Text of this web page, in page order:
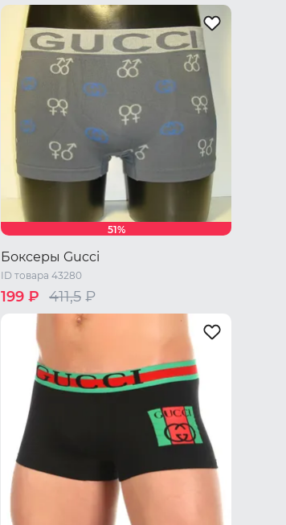
Один размер
51%
Боксеры Gucci
ID товара 43280
199 ₽ 411,5 ₽
Один размер